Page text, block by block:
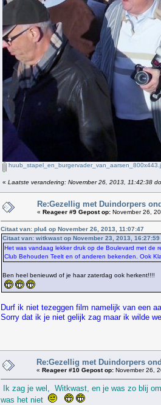
« Laatste verandering: November 26, 2013, 11:42:38
Re:Gezellig met Duindorpers
« Reageer #9 Gepost op: November 26,
Citaat van: plu4 op November 26, 2013, 11:07:47
Citaat van: witkwast op November 23, 2013, 16:27:59
Het was vandaag lekker druk op de Boulevard met de
Club Behouden Teelt en of anderen bekenden. Ook
Ben heel benieuwd of je haar zaterdag ook herkent!!!!
Durf ik niet tezeggen film namelijk van een
Sorry dat ik je niet gelijk zag maar ik wilde
Re:Gezellig met Duindorpers
« Reageer #10 Gepost op: November 26,
Ik zag je wel, Witkwast, en je was zo blij
was het niet